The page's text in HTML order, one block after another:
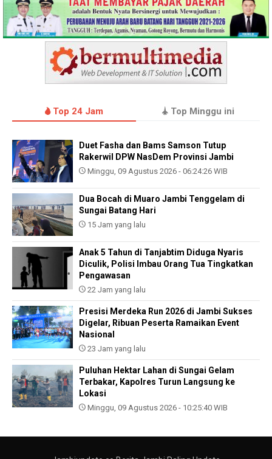
Top 24 Jam Top Minggu ini
Duet Fasha dan Bams Samson Tutup
Rakerwil DPW NasDem Provinsi Jambi
Minggu, 09 Agustus 2026 - 06:24:26 WIB
Dua Bocah di Muaro Jambi Tenggelam di
Sungai Batang Hari
15 Jam yang lalu
Anak 5 Tahun di Tanjabtim Diduga Nyaris
Diculik, Polisi Imbau Orang Tua Tingkatkan
Pengawasan
22 Jam yang lalu
Presisi Merdeka Run 2026 di Jambi Sukses
Digelar, Ribuan Peserta Ramaikan Event
Nasional
23 Jam yang lalu
Puluhan Hektar Lahan di Sungai Gelam
Terbakar, Kapolres Turun Langsung ke
Lokasi
Minggu, 09 Agustus 2026 - 10:25:40 WIB